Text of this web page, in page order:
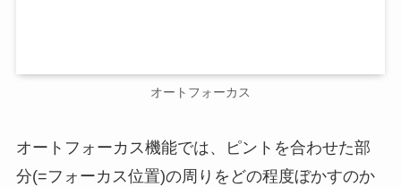
オートフォーカス
オートフォーカス機能では、ピントを合わせた部
分(=フォーカス位置)の周りをどの程度ぼかすのか